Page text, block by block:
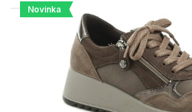
PODOBNÉ
Novinka